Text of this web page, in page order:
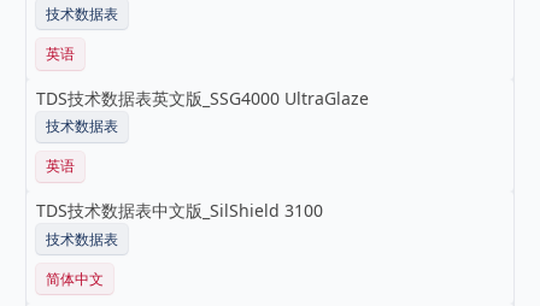
技术数据表
英语
TDS技术数据表英文版_SSG4000 UltraGlaze
技术数据表
英语
TDS技术数据表中文版_SilShield 3100
技术数据表
简体中文